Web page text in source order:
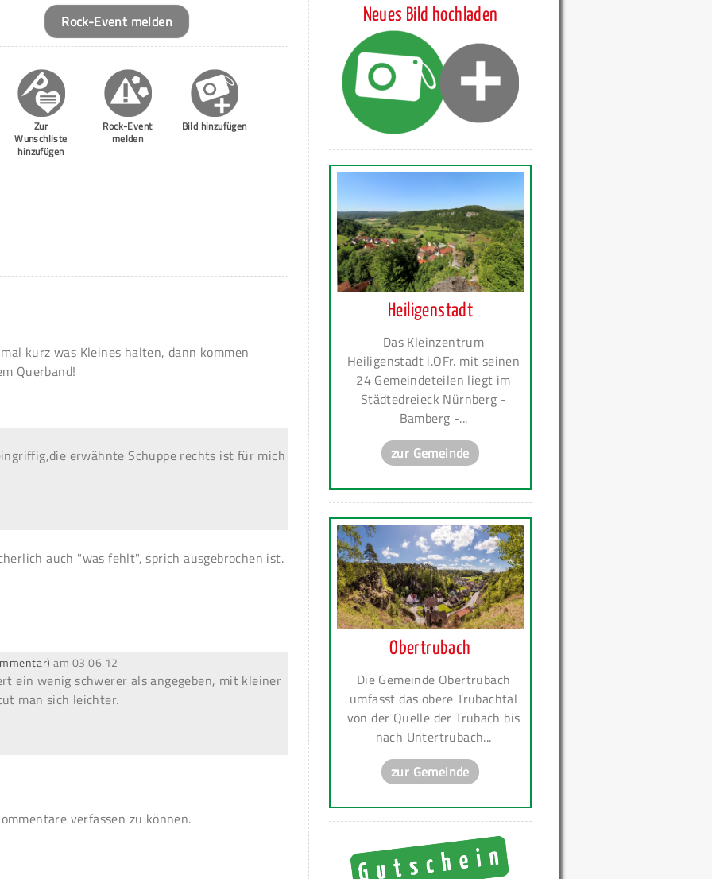
Rock-Event melden
Zur
Wunschliste
hinzufügen
Rock-Event
melden
Bild hinzufügen
kurz was Kleines halten, dann kommen
Querband!
erwähnte Schuppe rechts ist für mich
auch "was fehlt", sprich ausgebrochen ist.
am 03.06.12
ein wenig schwerer als angegeben, mit kleiner
man sich leichter.
verfassen zu können.
Neues Bild hochladen
Heiligenstadt
Das Kleinzentrum
Heiligenstadt i.OFr. mit seinen
24 Gemeindeteilen liegt im
Städtedreieck Nürnberg -
Bamberg -...
zur Gemeinde
Obertrubach
Die Gemeinde Obertrubach
umfasst das obere Trubachtal
von der Quelle der Trubach bis
nach Untertrubach...
zur Gemeinde